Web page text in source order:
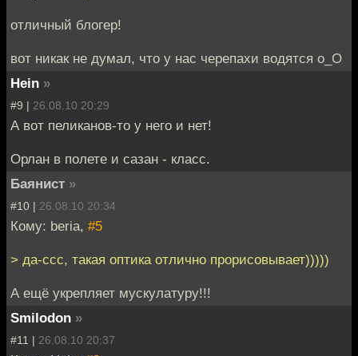
отличный блогер!
вот никак не думал, что у нас черепахи водятся о_О
Hein »
#9 | 26.08.10 20:29
А вот пеликанов-то у него и нет!
Орлан в полете и сазан - класс.
Баянист »
#10 | 26.08.10 20:34
Кому: beria, #5
> да-ссс, такая оптика отлично прорисовывает)))))
А ещё укрепляет мускулатуру!!!
Smilodon »
#11 | 26.08.10 20:37